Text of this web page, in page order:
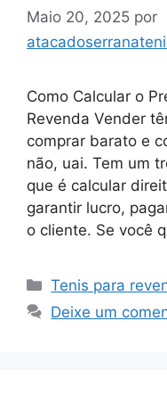
Maio 20, 2025 por
Como Calcular o
Revenda Vender
comprar barato e
não, uai. Tem um
que é calcular
garantir lucro,
o cliente. Se você
Categorias
Tenis para
Deixe um